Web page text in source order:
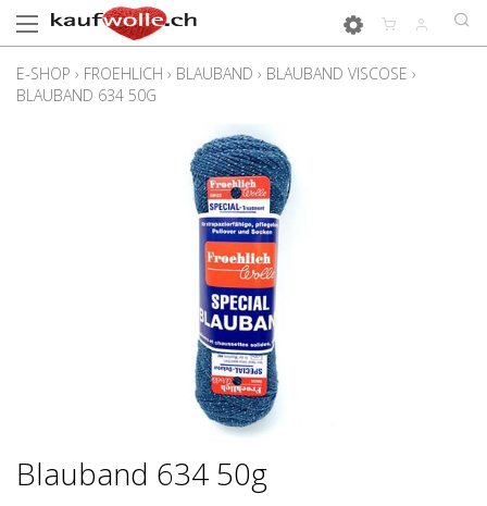
E-SHOP › FROEHLICH › BLAUBAND › BLAUBAND VISCOSE ›
BLAUBAND 634 50G
Blauband 634 50g